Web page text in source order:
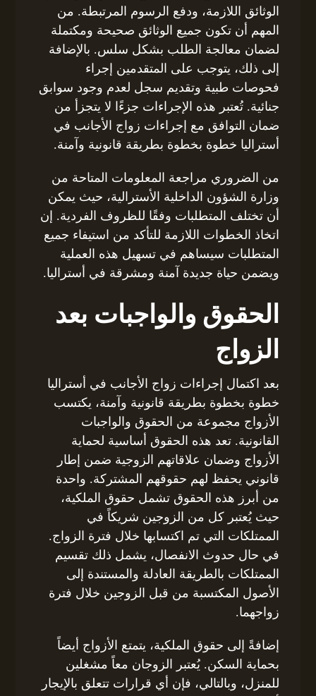
الوثائق اللازمة، ودفع الرسوم المرتبطة. من
المهم أن تكون جميع الوثائق صحيحة ومكتملة
لضمان معالجة الطلب بشكل سلس. بالإضافة
إلى ذلك، يتوجب على المتقدمين إجراء
فحوصات طبية وتقديم سجل لعدم وجود سوابق
جنائية. تُعتبر هذه الإجراءات جزءًا لا يتجزأ من
ضمان التوافق مع إجراءات زواج الأجانب في
أستراليا خطوة بخطوة بطريقة قانونية وآمنة.
من الضروري مراجعة المعلومات المتاحة من
وزارة الشؤون الداخلية الأسترالية، حيث يمكن
أن تختلف المتطلبات وفقًا للظروف الفردية. إن
اتخاذ الخطوات اللازمة للتأكد من استيفاء جميع
المتطلبات سيساهم في تسهيل هذه العملية
ويضمن حياة جديدة آمنة ومشرقة في أستراليا.
الحقوق والواجبات بعد
الزواج
بعد اكتمال إجراءات زواج الأجانب في أستراليا
خطوة بخطوة بطريقة قانونية وآمنة، يكتسب
الأزواج مجموعة من الحقوق والواجبات
القانونية. تعد هذه الحقوق أساسية لحماية
الأزواج وضمان علاقاتهم الزوجية ضمن إطار
قانوني يحفظ لهم حقوقهم المشتركة. واحدة
من أبرز هذه الحقوق تشمل حقوق الملكية،
حيث يُعتبر كل من الزوجين شريكاً في
الممتلكات التي تم اكتسابها خلال فترة الزواج.
في حال حدوث الانفصال، يشمل ذلك تقسيم
الممتلكات بالطريقة العادلة والمستندة إلى
الأصول المكتسبة من قبل الزوجين خلال فترة
زواجهما.
إضافةً إلى حقوق الملكية، يتمتع الأزواج أيضاً
بحماية السكن. يُعتبر الزوجان معاً مشغلين
للمنزل، وبالتالي، فإن أي قرارات تتعلق بالإيجار